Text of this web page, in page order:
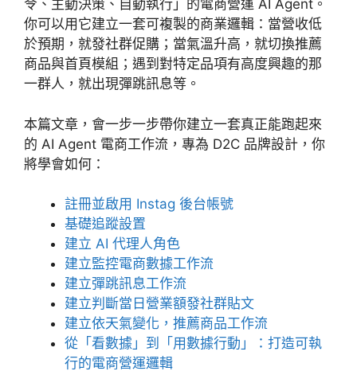
令、主動決策、自動執行」的電商營運 AI Agent。
你可以用它建立一套可複製的商業邏輯：當營收低
於預期，就發社群促購；當氣溫升高，就切換推薦
商品與首頁模組；遇到對特定品項有高度興趣的那
一群人，就出現彈跳訊息等。
本篇文章，會一步一步帶你建立一套真正能跑起來
的 AI Agent 電商工作流，專為 D2C 品牌設計，你
將學會如何：
註冊並啟用 Instag 後台帳號
基礎追蹤設置
建立 AI 代理人角色
建立監控電商數據工作流
建立彈跳訊息工作流
建立判斷當日營業額發社群貼文
建立依天氣變化，推薦商品工作流
從「看數據」到「用數據行動」：打造可執
行的電商營運邏輯